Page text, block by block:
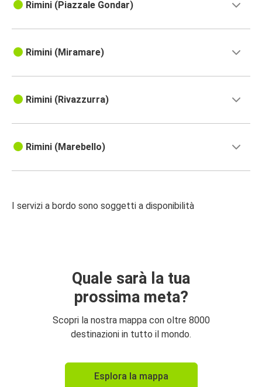
Rimini (Piazzale Gondar)
Rimini (Miramare)
Rimini (Rivazzurra)
Rimini (Marebello)
I servizi a bordo sono soggetti a disponibilità
Quale sarà la tua
prossima meta?
Scopri la nostra mappa con oltre 8000
destinazioni in tutto il mondo.
Esplora la mappa